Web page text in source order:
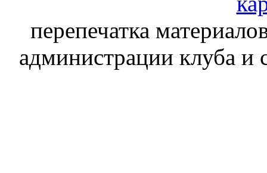
перепечатка
администрации клуба и